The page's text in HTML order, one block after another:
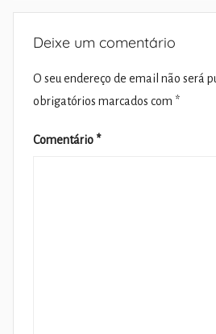
Deixe um comentário
O seu endereço de email não será
obrigatórios marcados com *
Comentário *